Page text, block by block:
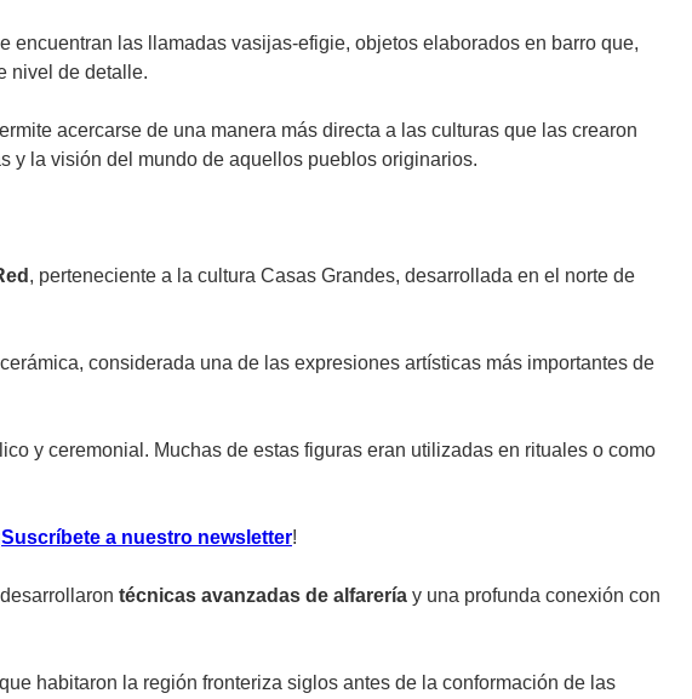
encuentran las llamadas vasijas-efigie, objetos elaborados en barro que,
nivel de detalle.
acercarse de una manera más directa a las culturas que las crearon
y la visión del mundo de aquellos pueblos originarios.
, perteneciente a la cultura Casas Grandes, desarrollada en el norte de
considerada una de las expresiones artísticas más importantes de
y ceremonial. Muchas de estas figuras eran utilizadas en rituales o como
a nuestro newsletter!
técnicas avanzadas de alfarería y una profunda conexión con
habitaron la región fronteriza siglos antes de la conformación de las